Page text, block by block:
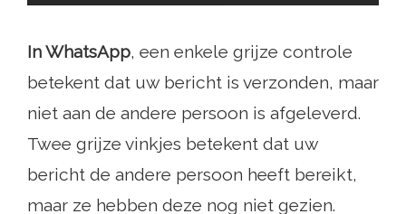
In WhatsApp, een enkele grijze controle
betekent dat uw bericht is verzonden, maar
niet aan de andere persoon is afgeleverd.
Twee grijze vinkjes betekent dat uw
bericht de andere persoon heeft bereikt,
maar ze hebben deze nog niet gezien.